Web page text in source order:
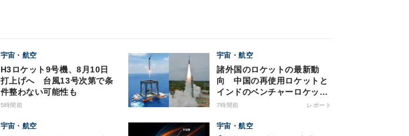
宇宙・航空
H3ロケット9号機、8月10日
打上げへ 台風13号次第で条
件整わない可能性も
5時間前
宇宙・航空
諸外国のロケットの最新動
向 中国の再使用ロケットと
インドのベンチャーロケット
の成功
7時間前 レポート
宇宙・航空 宇宙・航空